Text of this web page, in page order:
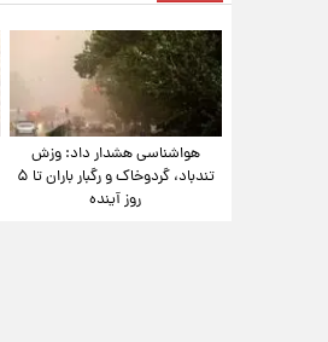
هواشناسی هشدار داد: وزش
تندباد، گردوخاک و رگبار باران تا ۵
روز آینده